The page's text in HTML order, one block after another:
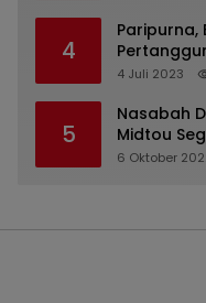
4
Paripurna,
2022
4 Juli 2023
5
Nasabah
Midtou
6 Oktober